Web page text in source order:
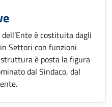
è costituita dagli
Settori con funzioni
è posta la figura
dal Sindaco, dal